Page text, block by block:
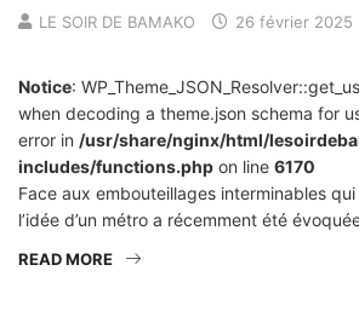
LE SOIR DE BAMAKO 26 février 2025
Notice:
when decoding a theme.json schema for
error in /usr/share/nginx/html/
includes/functions.php on line 6170
Face aux embouteillages interminables
l’idée d’un métro a récemment été
READ MORE